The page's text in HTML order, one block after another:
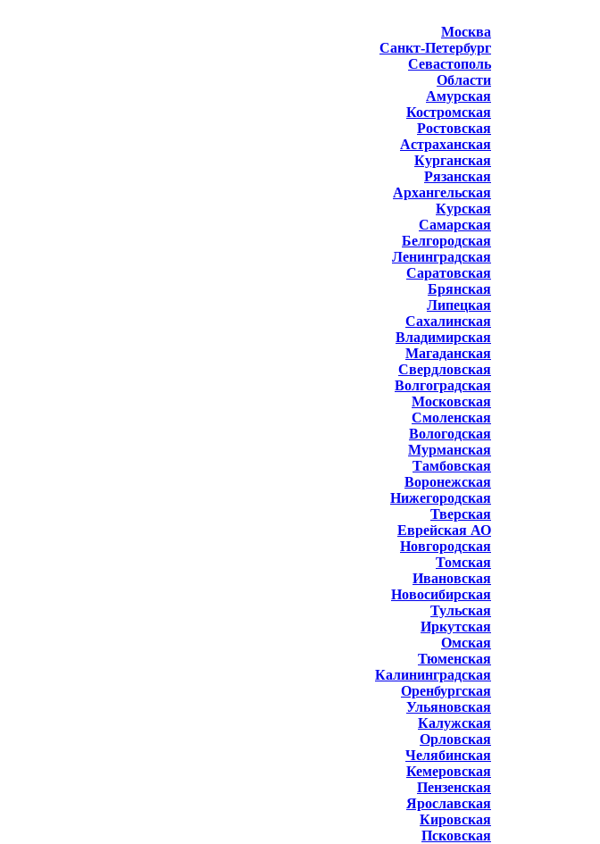
Москва
Санкт-Петербург
Севастополь
Области
Амурская
Костромская
Ростовская
Астраханская
Курганская
Рязанская
Архангельская
Курская
Самарская
Белгородская
Ленинградская
Саратовская
Брянская
Липецкая
Сахалинская
Владимирская
Магаданская
Свердловская
Волгоградская
Московская
Смоленская
Вологодская
Мурманская
Тамбовская
Воронежская
Нижегородская
Тверская
Еврейская АО
Новгородская
Томская
Ивановская
Новосибирская
Тульская
Иркутская
Омская
Тюменская
Калининградская
Оренбургская
Ульяновская
Калужская
Орловская
Челябинская
Кемеровская
Пензенская
Ярославская
Кировская
Псковская